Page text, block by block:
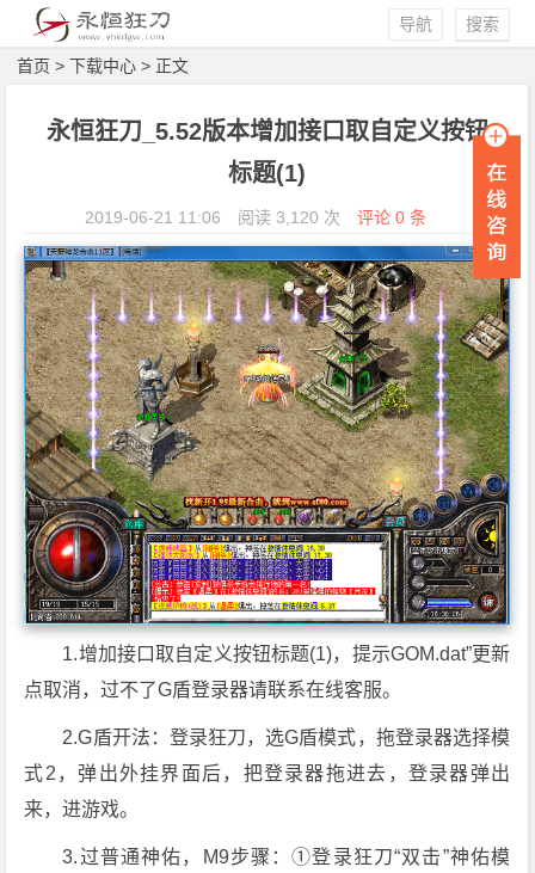
搜索
导航
首页 >下载中心 > 正文
永恒狂刀_5.52版本增加接口取自定义按钮
标题(1)
2019-06-21 11:06 阅读 3,120 次 评论 0 条
1.增加接口取自定义按钮标题(1)，提示GOM.dat”更新
点取消，过不了G盾登录器请联系在线客服。
2.G盾开法：登录狂刀，选G盾模式，拖登录器选择模
式2，弹出外挂界面后，把登录器拖进去，登录器弹出
来，进游戏。
3.过普通神佑，M9步骤：①登录狂刀“双击”神佑模